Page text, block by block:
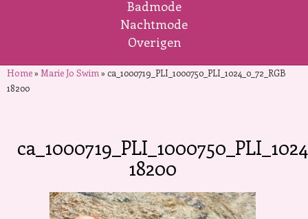
Badmode
Nachtmode
Overigen
Home» Marie Jo Swim »ca_1000719_PLI_1000750_PLI_1024_0_72_RGB
18200
18200